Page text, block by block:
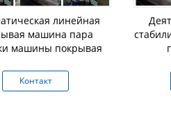
линейная
машина пара
машины покрывая
Контакт